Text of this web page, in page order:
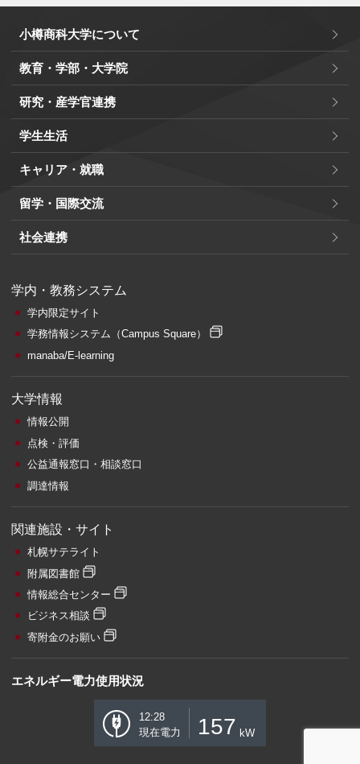
小樽商科大学について
教育・学部・大学院
研究・産学官連携
学生生活
キャリア・就職
留学・国際交流
社会連携
学内・教務システム
学内限定サイト
学務情報システム （Campus Square）
manaba/E-learning
大学情報
情報公開
点検・評価
公益通報窓口・相談窓口
調達情報
関連施設・サイト
札幌サテライト
附属図書館
情報総合センター
ビジネス相談
寄附金のお願い
エネルギー電力使用状況
12:28
現在電力
157 kW